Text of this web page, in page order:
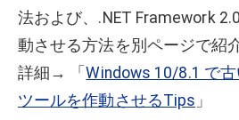
法および、.NET Framework
動させる方法を別ページで紹
詳細→ 「Windows 10/8.1 で
ツールを作動させるTips 」